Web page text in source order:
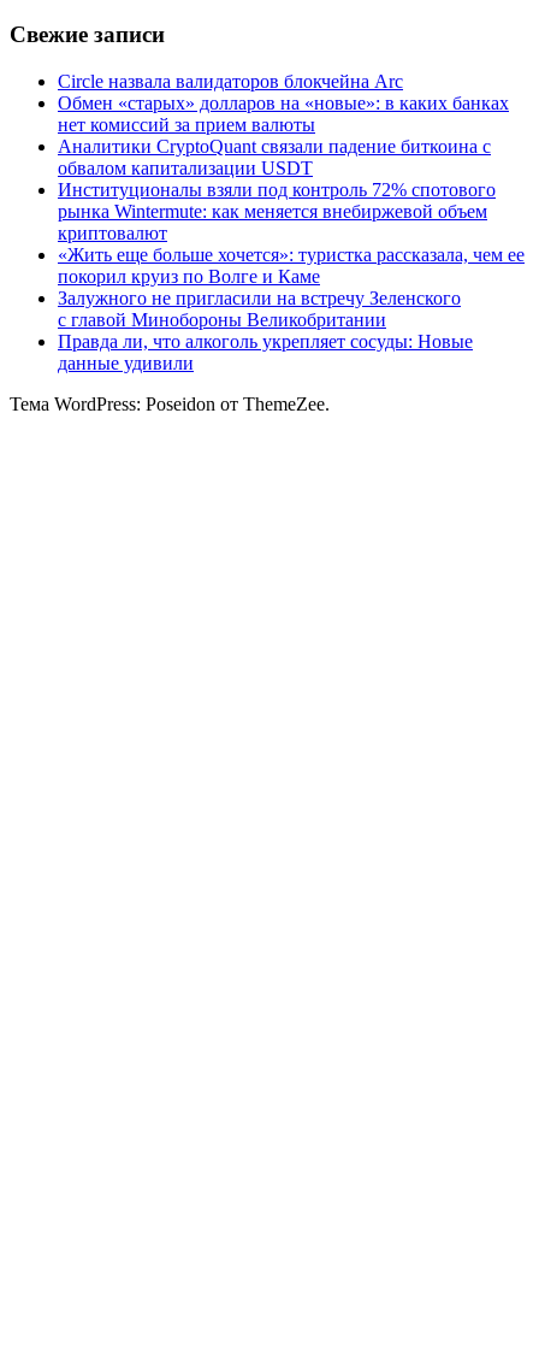
Свежие записи
Circle назвала валидаторов блокчейна Arc
Обмен «старых» долларов на «новые»: в каких банках
нет комиссий за прием валюты
Аналитики CryptoQuant связали падение биткоина с
обвалом капитализации USDT
Институционалы взяли под контроль 72% спотового
рынка Wintermute: как меняется внебиржевой объем
криптовалют
«Жить еще больше хочется»: туристка рассказала, чем ее
покорил круиз по Волге и Каме
Залужного не пригласили на встречу Зеленского
с главой Минобороны Великобритании
Правда ли, что алкоголь укрепляет сосуды: Новые
данные удивили
Тема WordPress: Poseidon от ThemeZee.